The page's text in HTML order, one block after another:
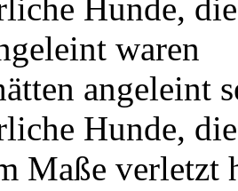
Hunde, die
waren
angeleint
Hunde,
Maße